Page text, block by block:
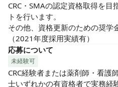
CRC・SMAの認定資格取得を
トを行います。
その他、資格更新のための奨学
（2021年度採用実績有）
応募について
未経験可
CRC経験者または薬剤師・看護
士いずれかの有資格者で実務経